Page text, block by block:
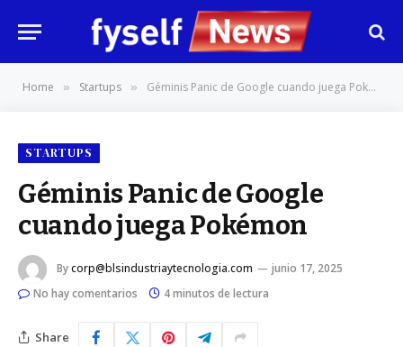
Home » Startups » Géminis Panic de Google cuando juega Pokémon
STARTUPS
Géminis Panic de Google
cuando juega Pokémon
Bycorp@blsindustriaytecnologia.com
junio 17, 2025
No hay comentarios
4 minutos de lectura
Share